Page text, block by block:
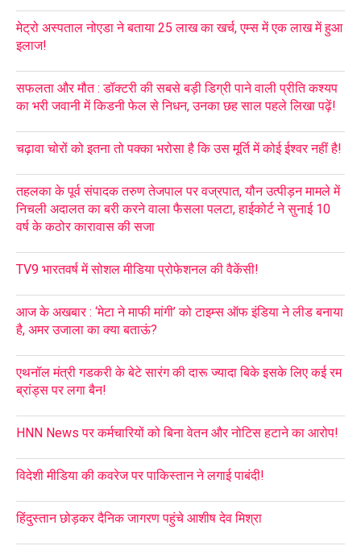
मेट्रो अस्पताल नोएडा ने बताया 25 लाख का खर्च, एम्स में एक लाख में हुआ
इलाज!
सफलता और मौत : डॉक्टरी की सबसे बड़ी डिग्री पाने वाली प्रीति कश्यप
का भरी जवानी में किडनी फेल से निधन, उनका छह साल पहले लिखा पढ़ें!
चढ़ावा चोरों को इतना तो पक्का भरोसा है कि उस मूर्ति में कोई ईश्वर नहीं है!
तहलका के पूर्व संपादक तरुण तेजपाल पर वज्रपात, यौन उत्पीड़न मामले में
निचली अदालत का बरी करने वाला फैसला पलटा, हाईकोर्ट ने सुनाई 10
वर्ष के कठोर कारावास की सजा
TV9 भारतवर्ष में सोशल मीडिया प्रोफेशनल की वैकेंसी!
आज के अखबार : ‘मेटा ने माफी मांगी’ को टाइम्स ऑफ इंडिया ने लीड बनाया
है, अमर उजाला का क्या बताऊं?
एथनॉल मंत्री गडकरी के बेटे सारंग की दारू ज्यादा बिके इसके लिए कई रम
ब्रांड्स पर लगा बैन!
HNN News पर कर्मचारियों को बिना वेतन और नोटिस हटाने का आरोप!
विदेशी मीडिया की कवरेज पर पाकिस्तान ने लगाई पाबंदी!
हिंदुस्तान छोड़कर दैनिक जागरण पहुंचे आशीष देव मिश्रा